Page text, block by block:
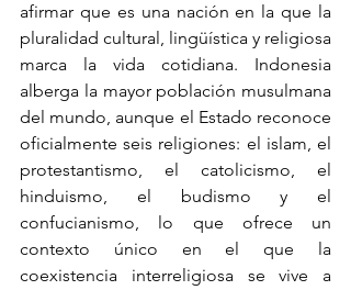
afirmar que es una nación en la que la
pluralidad cultural, lingüística y religiosa
marca la vida cotidiana. Indonesia
alberga la mayor población musulmana
del mundo, aunque el Estado reconoce
oficialmente seis religiones: el islam, el
protestantismo, el catolicismo, el
hinduismo, el budismo y el
confucianismo, lo que ofrece un
contexto único en el que la
coexistencia interreligiosa se vive a